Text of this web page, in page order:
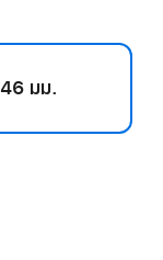
46 มม.